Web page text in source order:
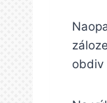
obdiv